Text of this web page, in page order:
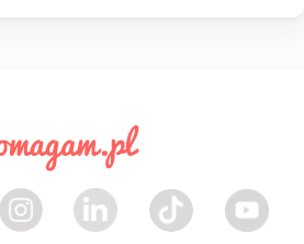
Instagram LinkedIn TikTok Youtube